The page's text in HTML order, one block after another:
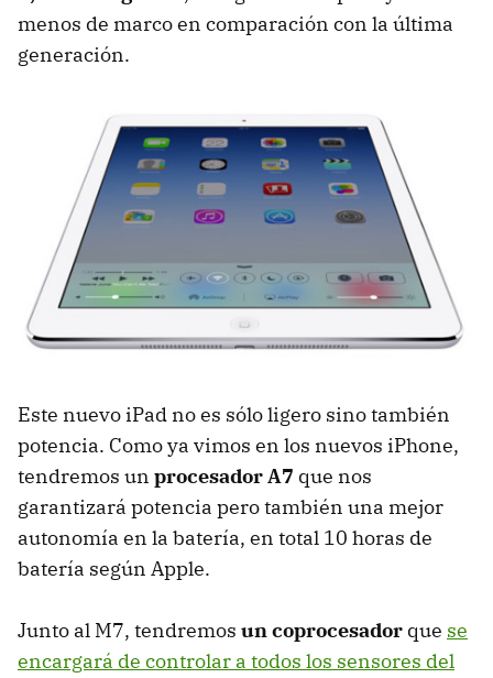
menos de marco en comparación con la última
generación.
Este nuevo iPad no es sólo ligero sino también
potencia. Como ya vimos en los nuevos iPhone,
tendremos un procesador A7 que nos
garantizará potencia pero también una mejor
autonomía en la batería, en total 10 horas de
batería según Apple.
Junto al M7, tendremos un coprocesador que se
encargará de controlar a todos los sensores del